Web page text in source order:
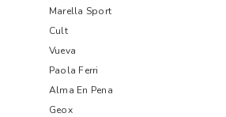
Marella Sport
Cult
Vueva
Paola Ferri
Alma En Pena
Geox